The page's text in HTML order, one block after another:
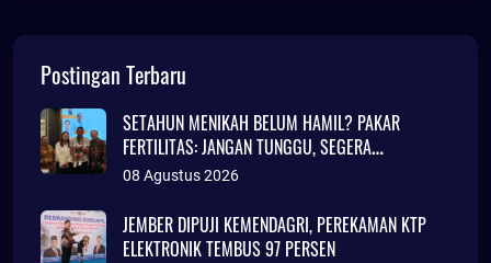
Postingan Terbaru
SETAHUN MENIKAH BELUM HAMIL? PAKAR
FERTILITAS: JANGAN TUNGGU, SEGERA
KONSULTASI
08 Agustus 2026
JEMBER DIPUJI KEMENDAGRI, PEREKAMAN KTP
ELEKTRONIK TEMBUS 97 PERSEN